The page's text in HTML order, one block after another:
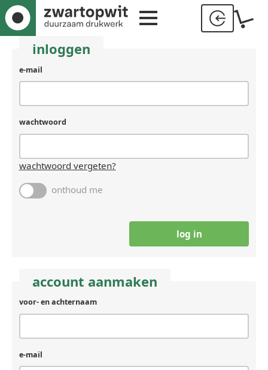
inloggen
e-mail
wachtwoord
wachtwoord vergeten?
onthoud me
account aanmaken
voor- en achternaam
e-mail